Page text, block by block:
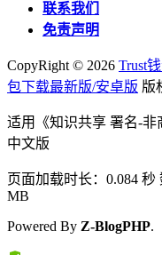
联系我们
免责声明
CopyRight © 2026 Trust
包下载最新版/安卓版 版
适用《知识共享 署名-非
中文版
页面加载时长：0.084
MB
Powered By Z-BlogPHP.